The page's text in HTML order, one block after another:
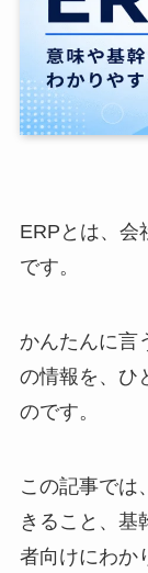
ERPとは、会
です。
かんたんに言
の情報を、ひ
のです。
この記事では
きること、基
者向けにわか